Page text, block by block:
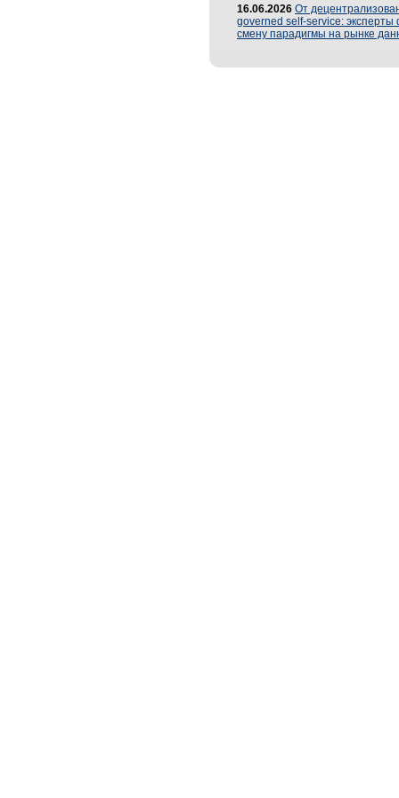
16.06.2026 От
governed self-service: эксперты
смену парадигмы на рынке